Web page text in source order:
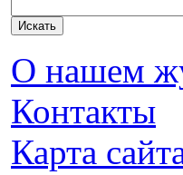
О нашем
Контакты
Карта